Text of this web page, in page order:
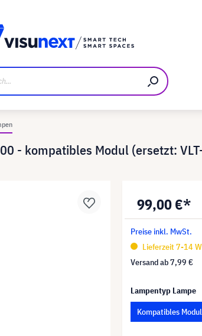
- kompatibles Modul (ersetzt:
99,00 €*
Preise inkl. MwSt.
Lieferzeit 7-14
Versand ab7,99 €
Lampentyp Lampe
Kompatibles Modul